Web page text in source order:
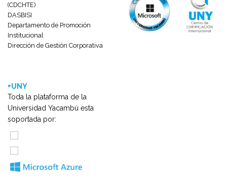
(CDCHTE)
DASBISI
Departamento de Promoción
Institucional
Dirección de Gestión Corporativa
+UNY
Toda la plataforma de la
Universidad Yacambú esta
soportada por: